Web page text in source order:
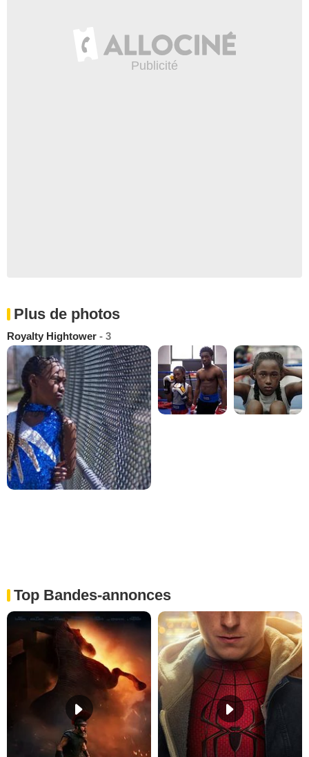
Plus de photos
Royalty Hightower - 3
Top Bandes-annonces